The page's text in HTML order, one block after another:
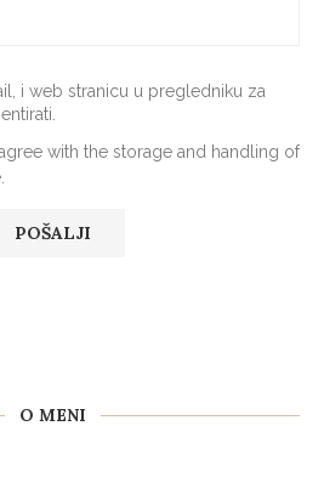
i web stranicu u pregledniku za
with the storage and handling of
O MENI